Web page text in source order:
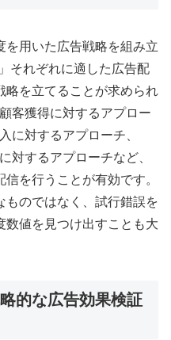
を用いた広告戦略を組み立
それぞれに適した広告配
略を立てることが求められ
客獲得に対するアプロー
に対するアプローチ、
対するアプローチなど、
を行うことが有効です。
ものではなく、試行錯誤を
数値を見つけ出すことも大
的な広告効果検証